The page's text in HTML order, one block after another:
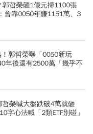
哲榮砸1億元掃1100張
曾靠0050年賺1151萬、3
郭哲榮曝「0050新玩
年後還有2500萬「幾乎不
榮喊大盤跌破4萬就砸
字心法喊「2類ETF別碰」